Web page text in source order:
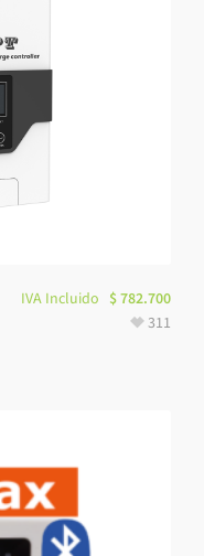
IVA Incluido $782.700
311